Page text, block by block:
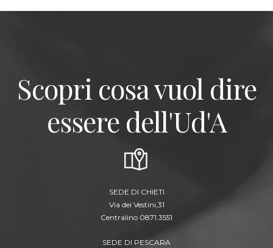
Scopri cosa vuol dire
essere dell'Ud'A
SEDE DI CHIETI
Via dei Vestini,31
Centralino 0871.3551
SEDE DI PESCARA